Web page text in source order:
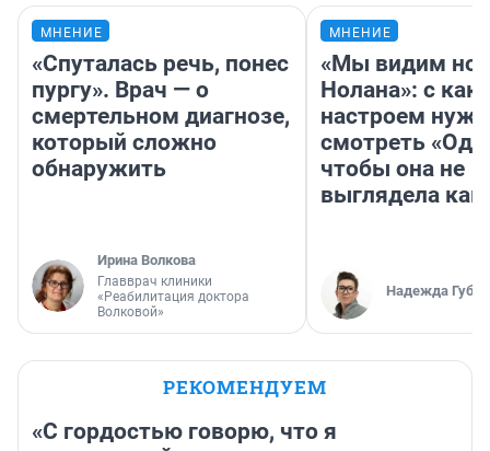
МНЕНИЕ
«Спуталась речь, понес
пургу». Врач — о
смертельном диагнозе,
который сложно
обнаружить
Ирина Волкова
Главврач клиники
«Реабилитация доктора
Волковой»
МНЕНИЕ
«Мы видим
Нолана»: с
настроем
смотреть
чтобы она не
выглядела как
Надежда
РЕКОМЕНДУЕМ
«С гордостью говорю, что я